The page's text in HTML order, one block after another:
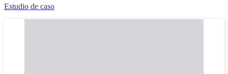
Estudio de caso